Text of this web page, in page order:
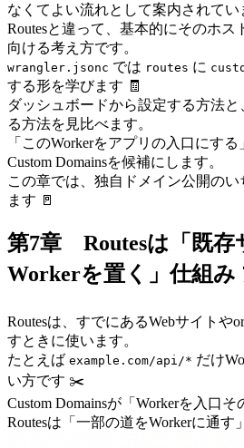
なくてよい流れとして案内されてい
Routesと違って、基本的にそのホス
向ける考え方です。
wrangler.jsonc では routes に
する形を学びます 🧾
ダッシュボードから設定する方法
る方法を見比べます。
「このWorkerをアプリの入口にす
Custom Domainsを候補にします。
この章では、独自ドメイン公開の
ます 🚪
第7章 Routesは「既存
Workerを置く」仕組
Routesは、すでにあるWebサイトや
すときに使います。
たとえば example.com/api/* だけ
い方です ✂️
Custom Domainsが「Workerを入口そ
Routesは「一部の道をWorkerに通す